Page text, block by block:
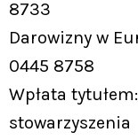
8733
Darowizny w
0445 8758
Wpłata
stowarzyszenia